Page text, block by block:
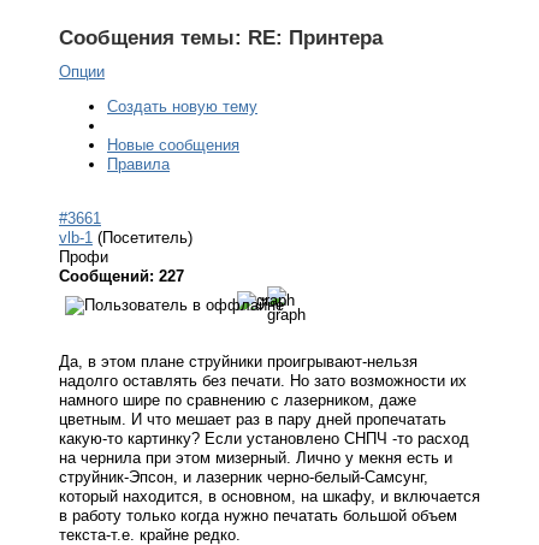
Сообщения темы: RE: Принтера
Опции
Создать новую тему
Новые сообщения
Правила
#3661
vlb-1 (Посетитель)
Профи
Сообщений: 227
Да, в этом плане струйники проигрывают-нельзя
надолго оставлять без печати. Но зато возможности их
намного шире по сравнению с лазерником, даже
цветным. И что мешает раз в пару дней пропечатать
какую-то картинку? Если установлено СНПЧ -то расход
на чернила при этом мизерный. Лично у мекня есть и
струйник-Эпсон, и лазерник черно-белый-Самсунг,
который находится, в основном, на шкафу, и включается
в работу только когда нужно печатать большой объем
текста-т.е. крайне редко.